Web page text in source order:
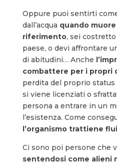
Oppure puoi sentirti
dall’acqua quando
riferimento, sei
paese, o devi affrontare
di abitudini… Anche
combattere per i propri
perdita del proprio status
si viene licenziati o
persona a entrare in un
l’esistenza. Come
l’organismo trattiene
Ci sono poi persone che
sentendosi come alieni